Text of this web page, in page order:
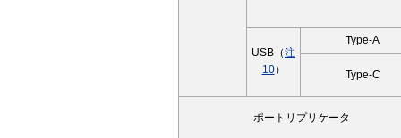
USB（注
10）
Type-A
Type-C
ポートリプリケータ